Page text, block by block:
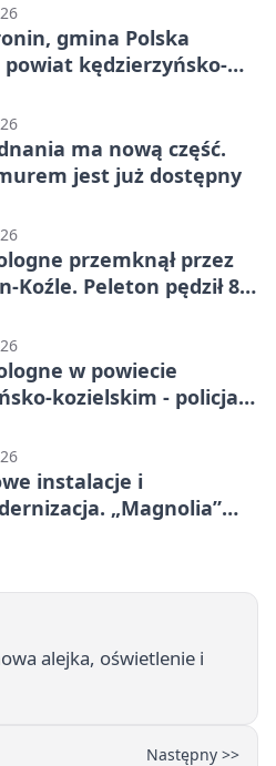
gmina Polska
powiat kędzierzyńsko-
ma nową część.
jest już dostępny
przemknął przez
Koźle. Peleton pędził 80
w powiecie
kozielskim - policja
instalacje i
„Magnolia”
alejka, oświetlenie i
Następny >>